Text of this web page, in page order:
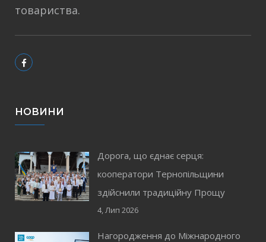
товариства.
НОВИНИ
Дорога, що єднає серця:
кооператори Тернопільщини
здійснили традиційну Прощу
4, Лип 2026
Нагородження до Міжнародного